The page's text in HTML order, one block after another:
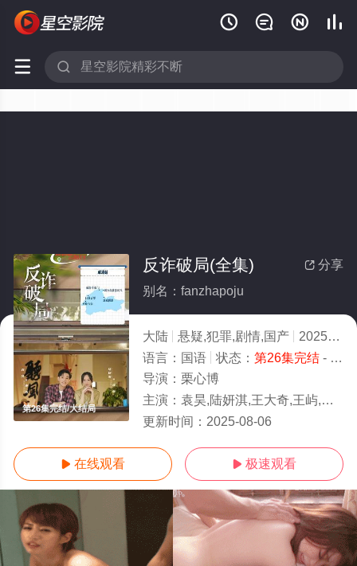
   
 
第26集完结/大结局
 分享
反诈破局(全集)
别名：fanzhapoju
大陆 悬疑,犯罪,剧情,国产 2025
2.0
语言： 国语 状态： 第26集完结- 免费在线观看
导演： 栗心博
主演： 袁昊,陆妍淇,王大奇,王屿,魏璐,李思博,张语格,林源,宋星翰,赖雨濛,郑中玉
更新时间： 2025-08-06
 在线观看  极速观看